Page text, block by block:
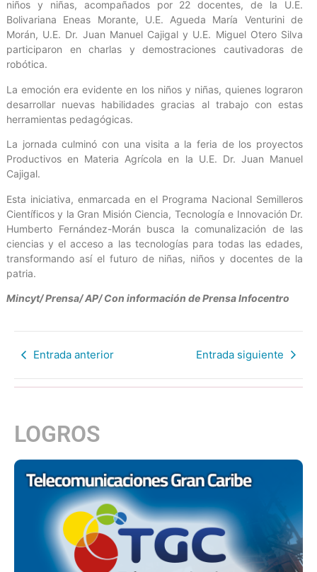
niños y niñas, acompañados por 22 docentes, de la U.E.
Bolivariana Eneas Morante, U.E. Agueda María Venturini de
Morán, U.E. Dr. Juan Manuel Cajigal y U.E. Miguel Otero Silva
participaron en charlas y demostraciones cautivadoras de
robótica.
La emoción era evidente en los niños y niñas, quienes lograron
desarrollar nuevas habilidades gracias al trabajo con estas
herramientas pedagógicas.
La jornada culminó con una visita a la feria de los proyectos
Productivos en Materia Agrícola en la U.E. Dr. Juan Manuel
Cajigal.
Esta iniciativa, enmarcada en el Programa Nacional Semilleros
Científicos y la Gran Misión Ciencia, Tecnología e Innovación Dr.
Humberto Fernández-Morán busca la comunalización de las
ciencias y el acceso a las tecnologías para todas las edades,
transformando así el futuro de niñas, niños y docentes de la
patria.
Mincyt/ Prensa/ AP/ Con información de Prensa Infocentro
Entrada anterior Entrada siguiente
LOGROS